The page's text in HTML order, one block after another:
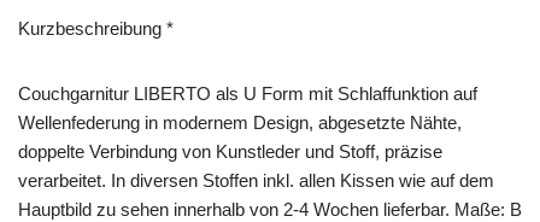
Kurzbeschreibung *
Couchgarnitur LIBERTO als U Form mit Schlaffunktion auf
Wellenfederung in modernem Design, abgesetzte Nähte,
doppelte Verbindung von Kunstleder und Stoff, präzise
verarbeitet. In diversen Stoffen inkl. allen Kissen wie auf dem
Hauptbild zu sehen innerhalb von 2-4 Wochen lieferbar. Maße: B